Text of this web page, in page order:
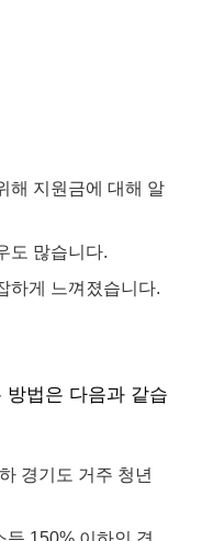
해 지원금에 대해 알
도 많습니다.
하게 느껴졌습니다.
방법은 다음과 같습
경기도 거주 청년